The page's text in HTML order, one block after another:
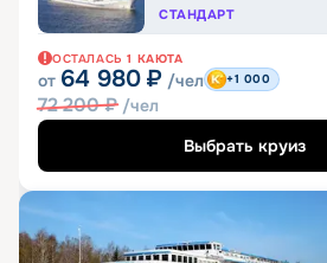
СТАНДАРТ
ОСТАЛАСЬ 1 КАЮТА
от 64 980 ₽ /чел
72 200₽ /чел
+1 000
Выбрать круиз